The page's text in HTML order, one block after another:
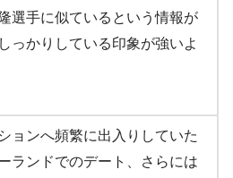
選手に似ているという情報が
っかりしている印象が強いよ
ョンへ頻繁に出入りしていた
ランドでのデート、さらには